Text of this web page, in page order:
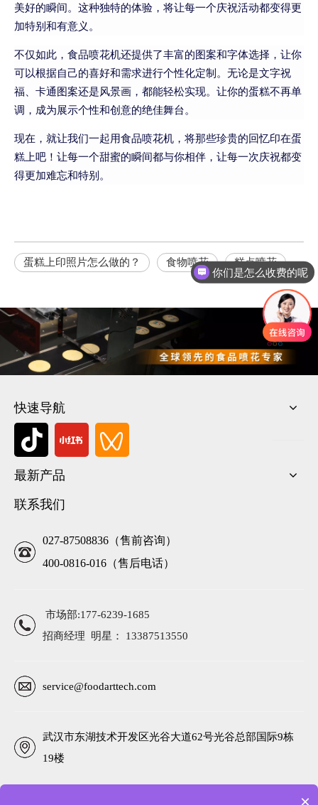
美好的瞬间。这种独特的体验，将让每一个庆祝活动都变得更
加特别和有意义。
不仅如此，食品喷花机还提供了丰富的图案和字体选择，让你
可以根据自己的喜好和需求进行个性化定制。无论是文字祝
福、卡通图案还是风景画，都能轻松实现。让你的蛋糕不再单
调，成为展示个性和创意的绝佳舞台。
现在，就让我们一起用食品喷花机，将那些珍贵的回忆印在蛋
糕上吧！让每一个甜蜜的瞬间都与你相伴，让每一次庆祝都变
得更加难忘和特别。
蛋糕上印照片怎么做的？ 食物喷花 糕点喷花
快速导航
最新产品
联系我们
027-87508836（售前咨询）
400-0816-016（售后电话）
市场部:177-6239-1685
招商经理 明星： 13387513550
service@foodarttech.com
武汉市东湖技术开发区光谷大道62号光谷总部国际9栋
19楼
你们是怎么收费的呢